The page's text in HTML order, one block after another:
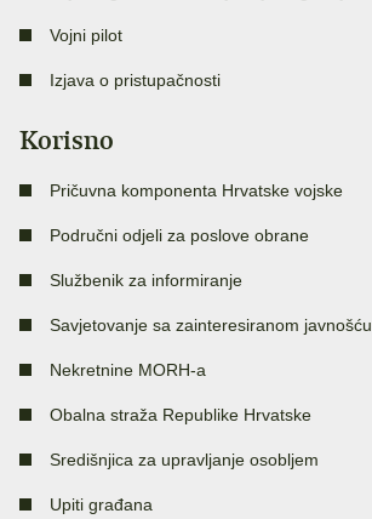
Vojni pilot
Izjava o pristupačnosti
Korisno
Pričuvna komponenta Hrvatske vojske
Područni odjeli za poslove obrane
Službenik za informiranje
Savjetovanje sa zainteresiranom javnošću
Nekretnine MORH-a
Obalna straža Republike Hrvatske
Središnjica za upravljanje osobljem
Upiti građana